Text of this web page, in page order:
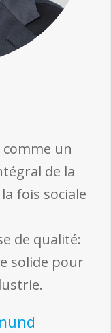
comme un
de la
fois sociale
de qualité:
solide pour